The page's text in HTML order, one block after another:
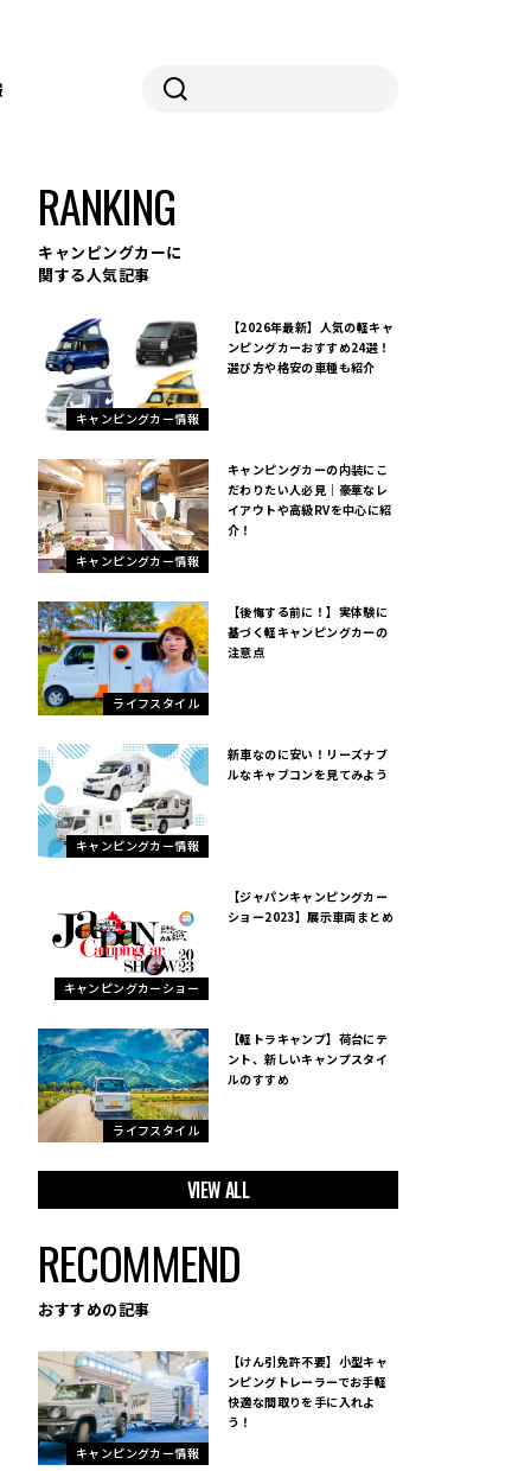
RANKING
キャンピングカーに
関する人気記事
キャンピングカー情報
【2026年最新】人気の軽キャ
ンピングカーおすすめ24選！
選び方や格安の車種も紹介
キャンピングカー情報
キャンピングカーの内装にこ
だわりたい人必見｜豪華なレ
イアウトや高級RVを中心に紹
介！
ライフスタイル
【後悔する前に！】実体験に
基づく軽キャンピングカーの
注意点
キャンピングカー情報
新車なのに安い！リーズナブ
ルなキャブコンを見てみよう
キャンピングカーショー
【ジャパンキャンピングカー
ショー2023】展示車両まとめ
ライフスタイル
【軽トラキャンプ】荷台にテ
ント、新しいキャンプスタイ
ルのすすめ
VIEW ALL
RECOMMEND
おすすめの記事
キャンピングカー情報
【けん引免許不要】小型キャ
ンピングトレーラーでお手軽
快適な間取りを手に入れよ
う！